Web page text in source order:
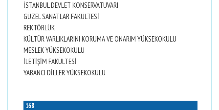
İSTANBUL DEVLET KONSERVATUVARI
GÜZEL SANATLAR FAKÜLTESİ
REKTÖRLÜK
KÜLTÜR VARLIKLARINI KORUMA VE ONARIM YÜKSEKOKULU
MESLEK YÜKSEKOKULU
İLETİŞİM FAKÜLTESİ
YABANCI DİLLER YÜKSEKOKULU
168